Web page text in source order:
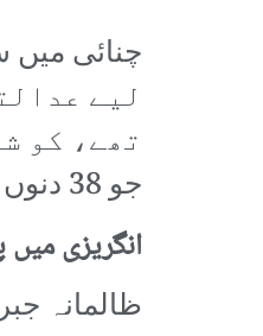
لیے
جو 38 دنوں تک جاری رہی۔
انگریزی
ظالمانہ